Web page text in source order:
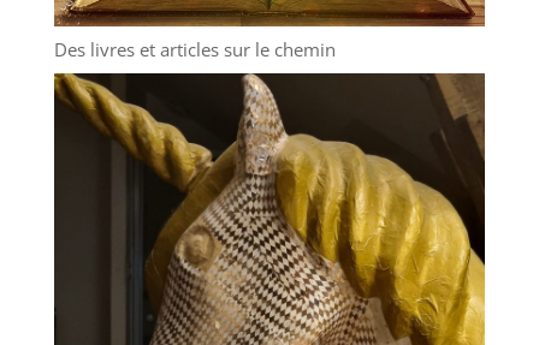
Des livres et articles sur le chemin